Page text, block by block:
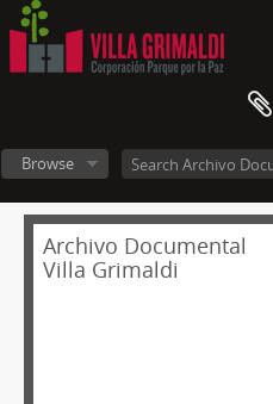
Browse
Archivo Documental
Villa Grimaldi